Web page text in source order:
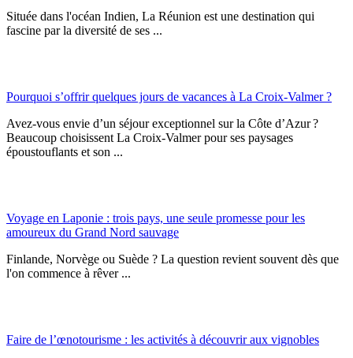
Située dans l'océan Indien, La Réunion est une destination qui
fascine par la diversité de ses ...
Pourquoi s’offrir quelques jours de vacances à La Croix-Valmer ?
Avez-vous envie d’un séjour exceptionnel sur la Côte d’Azur ?
Beaucoup choisissent La Croix-Valmer pour ses paysages
époustouflants et son ...
Voyage en Laponie : trois pays, une seule promesse pour les
amoureux du Grand Nord sauvage
Finlande, Norvège ou Suède ? La question revient souvent dès que
l'on commence à rêver ...
Faire de l’œnotourisme : les activités à découvrir aux vignobles